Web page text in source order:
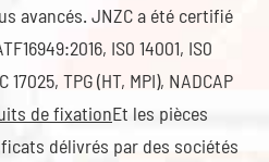
avancés. JNZC a été certifié
IS0 14001, IS0
TPG (HT, MPI), NADCAP
de fixationEt les pièces
délivrés par des sociétés